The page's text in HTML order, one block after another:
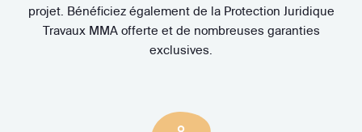
projet. Bénéficiez également de la Protection Juridique
Travaux MMA offerte et de nombreuses garanties
exclusives.